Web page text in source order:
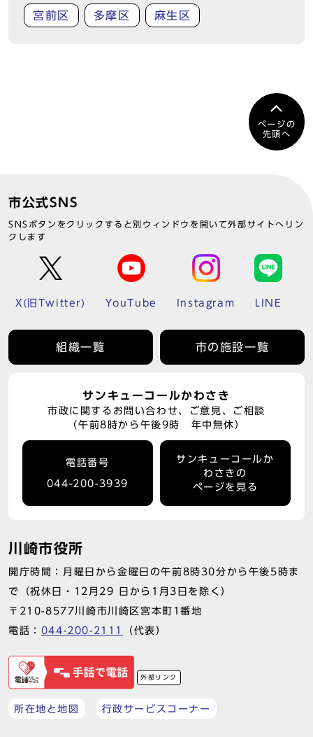
宮前区 多摩区 麻生区
ページの
先頭へ
市公式SNS
SNSボタンをクリックすると別ウィンドウを開いて外部サイトへリン
クします
X(旧Twitter) YouTube Instagram LINE
組織一覧 市の施設一覧
サンキューコールかわさき
市政に関するお問い合わせ、ご意見、ご相談
（午前8時から午後9時 年中無休）
電話番号
044-200-3939
サンキューコールか
わさきの
ページを見る
川崎市役所
開庁時間：月曜日から金曜日の午前8時30分から午後5時ま
で（祝休日・12月29 日から1月3日を除く）
〒210-8577川崎市川崎区宮本町1番地
電話： 044-200-2111 （代表）
外部リンク
所在地と地図 行政サービスコーナー